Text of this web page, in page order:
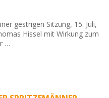
gestrigen Sitzung, 15. Juli,
Hissel mit Wirkung zum
…